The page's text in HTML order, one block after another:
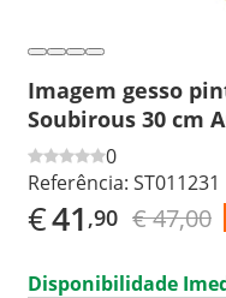
Imagem gesso
Soubirous 30 cm
0
Referência: ST011231
€41 ,90 € 47,00
Disponibilidade